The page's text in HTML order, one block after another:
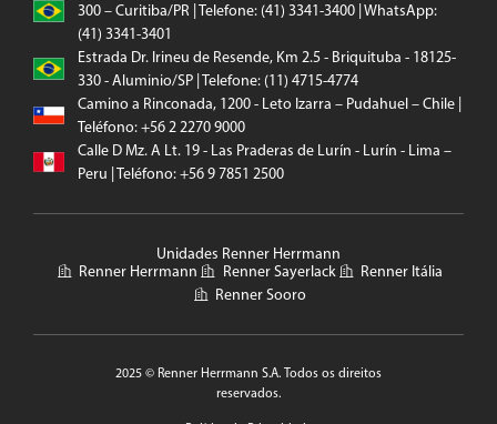
300 – Curitiba/PR | Telefone: (41) 3341-3400 | WhatsApp:
(41) 3341-3401
Estrada Dr. Irineu de Resende, Km 2.5 - Briquituba - 18125-
330 - Aluminio/SP | Telefone: (11) 4715-4774
Camino a Rinconada, 1200 - Leto Izarra – Pudahuel – Chile |
Teléfono: +56 2 2270 9000
Calle D Mz. A Lt. 19 - Las Praderas de Lurín - Lurín - Lima –
Peru | Teléfono: +56 9 7851 2500
Unidades Renner Herrmann
Renner Herrmann
Renner Sayerlack
Renner Itália
Renner Sooro
2025 © Renner Herrmann S.A. Todos os direitos
reservados.